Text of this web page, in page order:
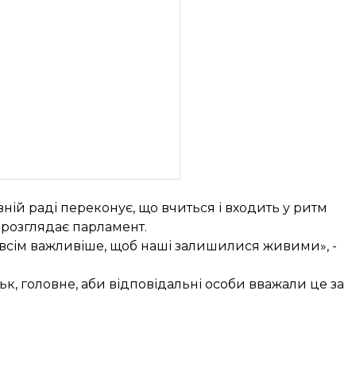
раді переконує, що вчиться і входить у ритм
парламент.
важливіше, щоб наші залишилися живими», -
головне, аби відповідальні особи вважали це за